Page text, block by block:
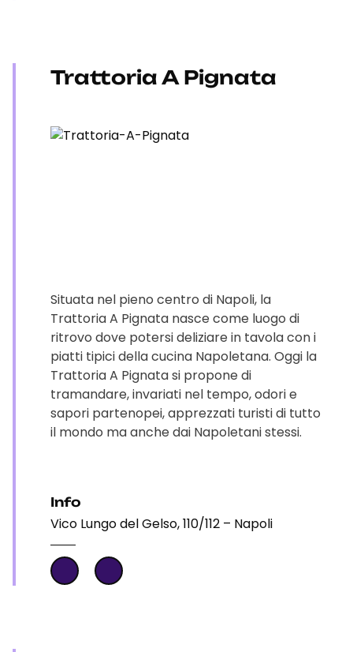
Trattoria A Pignata
Situata nel pieno centro di Napoli, la
Trattoria A Pignata nasce come luogo di
ritrovo dove potersi deliziare in tavola con i
piatti tipici della cucina Napoletana. Oggi la
Trattoria A Pignata si propone di
tramandare, invariati nel tempo, odori e
sapori partenopei, apprezzati turisti di tutto
il mondo ma anche dai Napoletani stessi.
Info
Vico Lungo del Gelso, 110/112 – Napoli